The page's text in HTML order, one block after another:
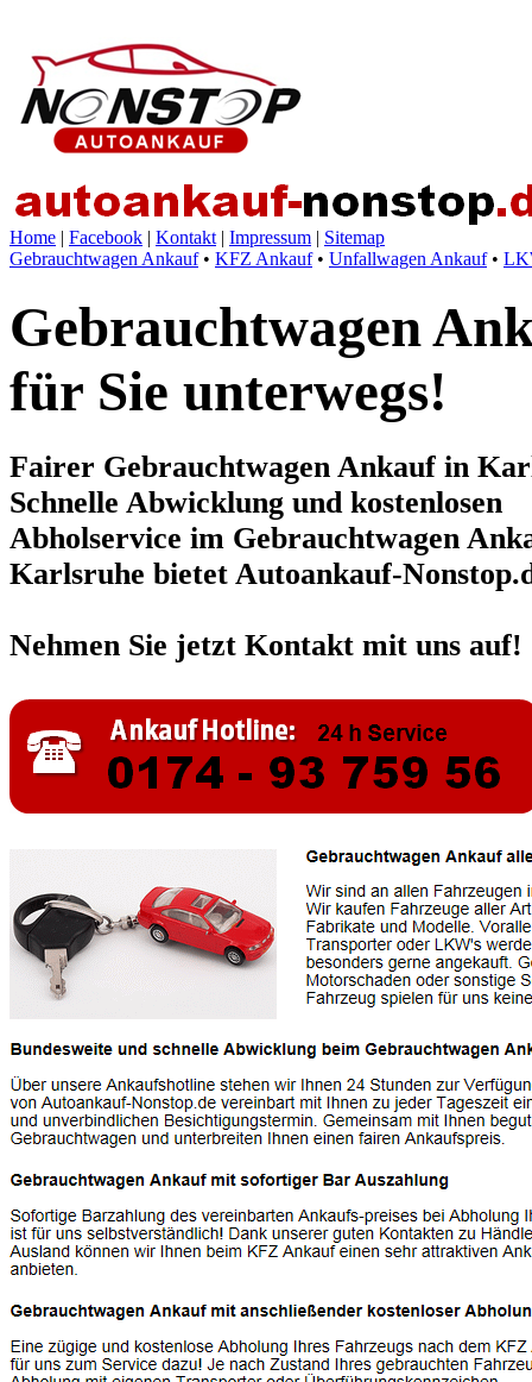
Home | Facebook | Kontakt | Impressum | Sitemap
Gebrauchtwagen Ankauf• KFZ Ankauf• Unfallwagen Ankauf•
Gebrauchtwagen
für Sie unterwegs!
Fairer Gebrauchtwagen Ankauf in
Schnelle Abwicklung und kostenlosen
Abholservice im Gebrauchtwagen
Karlsruhe bietet Autoankauf-
Nehmen Sie jetzt Kontakt mit uns auf!